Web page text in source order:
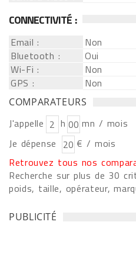
CONNECTIVITÉ :
Email :
Non
Bluetooth :
Oui
Wi-Fi :
Non
GPS :
Non
COMPARATEURS
J'appelle h
mn / mois
Je dépense
€ / mois
Retrouvez tous nos
Recherche sur plus de 30
poids, taille, opérateur,
PUBLICITÉ